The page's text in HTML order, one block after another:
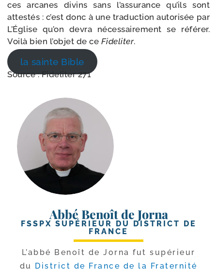
ces arcanes divins sans l’as­surance qu’ils sont
attes­tés : c’est donc à une tra­duc­tion auto­ri­sée par
L’Église qu’on devra néces­sai­re­ment se réfé­rer.
Voilà bien l’objet de ce Fideliter.
la sainte Bible
Source : Fideliter 271
Abbé Benoît de Jorna
FSSPX SUPÉRIEUR DU DISTRICT DE
FRANCE
L’abbé Benoît de Jorna fut supé­rieur
du District de France de la Fraternité